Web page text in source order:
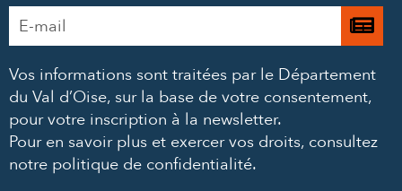
Adresse
e-
*
Je
à
Vos informations sont traitées par le Département
du Val d’Oise, sur la base de votre consentement,
pour votre inscription à la newsletter.
Pour en savoir plus et exercer vos droits, consultez
notre politique de confidentialité.